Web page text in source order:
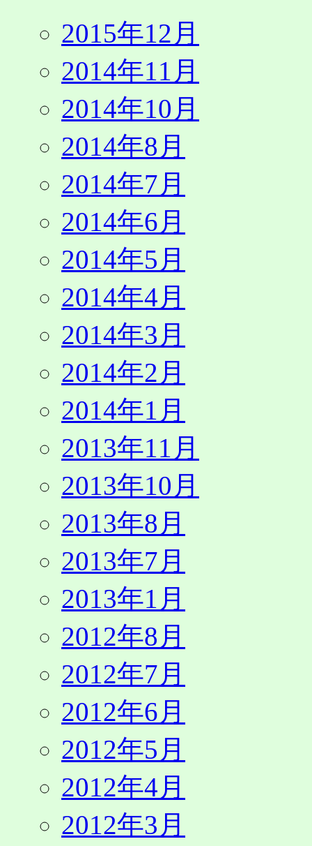
2015年12月
2014年11月
2014年10月
2014年8月
2014年7月
2014年6月
2014年5月
2014年4月
2014年3月
2014年2月
2014年1月
2013年11月
2013年10月
2013年8月
2013年7月
2013年1月
2012年8月
2012年7月
2012年6月
2012年5月
2012年4月
2012年3月